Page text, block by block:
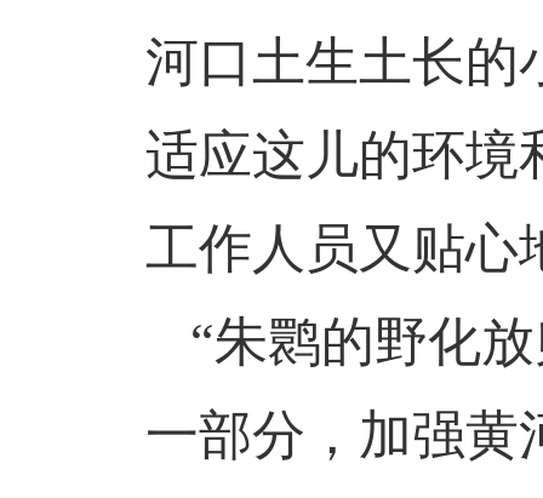
河口土生土长的
适应这儿的环境
工作人员又贴心
“朱鹮的野化
一部分，加强黄